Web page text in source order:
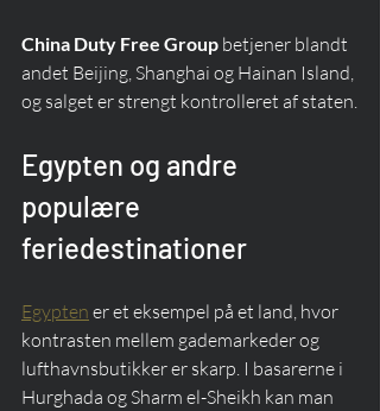
China Duty Free Group betjener blandt
andet Beijing, Shanghai og Hainan Island,
og salget er strengt kontrolleret af staten.
Egypten og andre
populære
feriedestinationer
Egypten er et eksempel på et land, hvor
kontrasten mellem gademarkeder og
lufthavnsbutikker er skarp. I basarerne i
Hurghada og Sharm el-Sheikh kan man